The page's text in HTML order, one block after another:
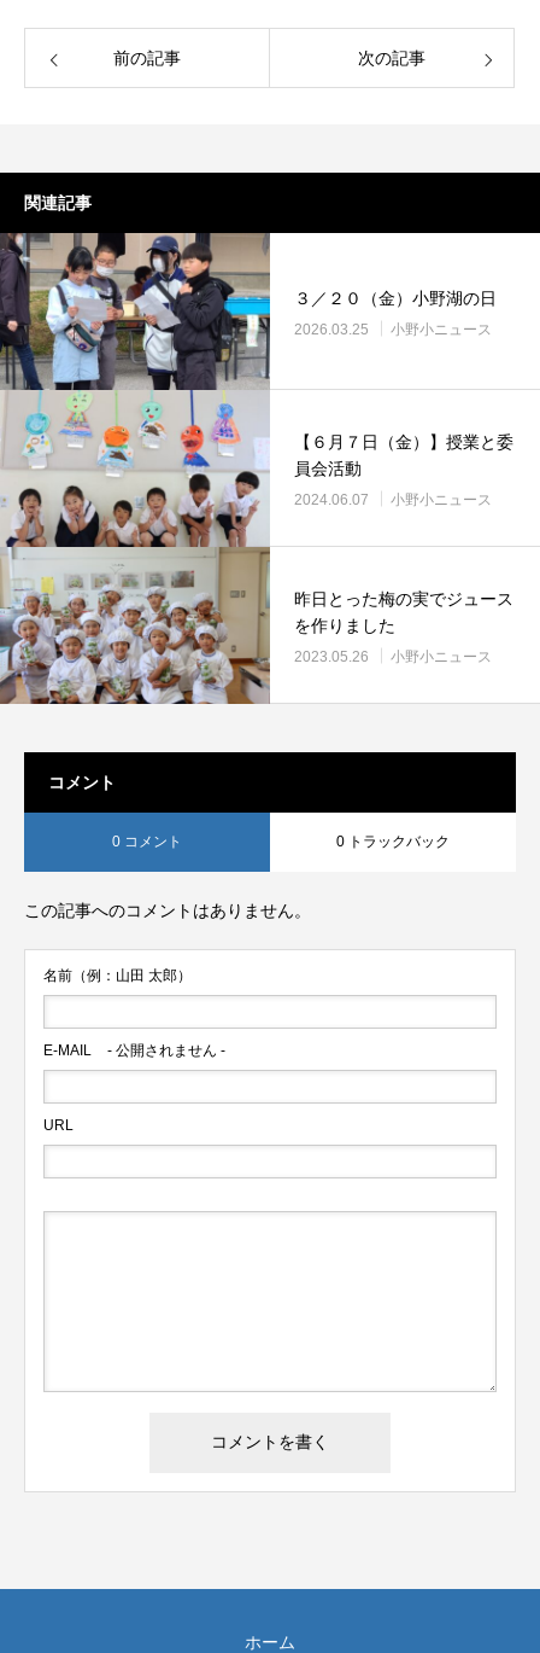
前の記事 次の記事
関連記事
３／２０（金）小野湖の日
2026.03.25 小野小ニュース
【６月７日（金）】授業と委
員会活動
2024.06.07 小野小ニュース
昨日とった梅の実でジュース
を作りました
2023.05.26 小野小ニュース
コメント
0 コメント 0 トラックバック
この記事へのコメントはありません。
名前（例：山田 太郎）
E-MAIL - 公開されません -
URL
ホーム